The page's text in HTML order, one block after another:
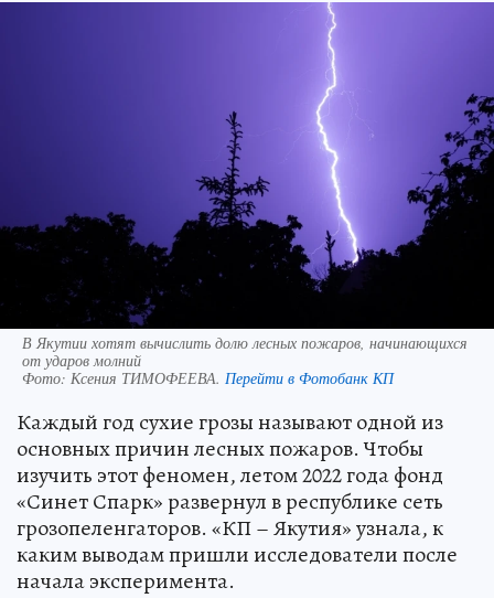
В Якутии хотят вычислить долю лесных пожаров, начинающихся
от ударов молний
Фото: Ксения ТИМОФЕЕВА. Перейти в Фотобанк КП
Каждый год сухие грозы называют одной из
основных причин лесных пожаров. Чтобы
изучить этот феномен, летом 2022 года фонд
«Синет Спарк» развернул в республике сеть
грозопеленгаторов. «КП – Якутия» узнала, к
каким выводам пришли исследователи после
начала эксперимента.